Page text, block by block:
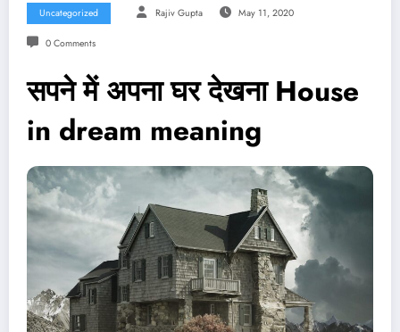
Uncategorized Rajiv Gupta May 11, 2020
0 Comments
सपने में अपना घर देखना House
in dream meaning